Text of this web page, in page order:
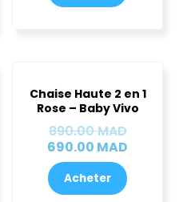
Chaise Haute 2 en 1
Rose – Baby Vivo
890.00MAD
prix
initial
était :
890.00
690.00 MAD
prix
actuel
est :
Acheter